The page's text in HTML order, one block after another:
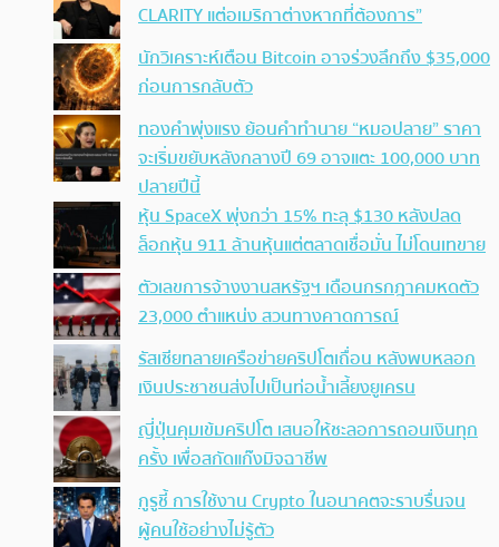
CLARITY แต่อเมริกาต่างหากที่ต้องการ”
นักวิเคราะห์เตือน Bitcoin อาจร่วงลึกถึง $35,000
ก่อนการกลับตัว
ทองคำพุ่งแรง ย้อนคำทำนาย “หมอปลาย” ราคา
จะเริ่มขยับหลังกลางปี 69 อาจแตะ 100,000 บาท
ปลายปีนี้
หุ้น SpaceX พุ่งกว่า 15% ทะลุ $130 หลังปลด
ล็อกหุ้น 911 ล้านหุ้นแต่ตลาดเชื่อมั่น ไม่โดนเทขาย
ตัวเลขการจ้างงานสหรัฐฯ เดือนกรกฎาคมหดตัว
23,000 ตำแหน่ง สวนทางคาดการณ์
รัสเซียทลายเครือข่ายคริปโตเถื่อน หลังพบหลอก
เงินประชาชนส่งไปเป็นท่อน้ำเลี้ยงยูเครน
ญี่ปุ่นคุมเข้มคริปโต เสนอให้ชะลอการถอนเงินทุก
ครั้ง เพื่อสกัดแก๊งมิจฉาชีพ
กูรูชี้ การใช้งาน Crypto ในอนาคตจะราบรื่นจน
ผู้คนใช้อย่างไม่รู้ตัว